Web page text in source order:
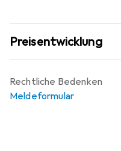
Preisentwicklung
Rechtliche Bedenken
Meldeformular